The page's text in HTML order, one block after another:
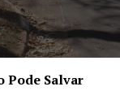
Pode Salvar